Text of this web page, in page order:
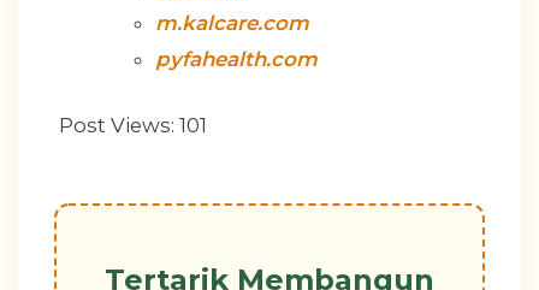
m.kalcare.com
pyfahealth.com
Post Views: 101
Tertarik Membangun